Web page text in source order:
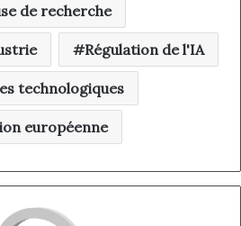
de recherche
Régulation de l'IA
technologiques
européenne